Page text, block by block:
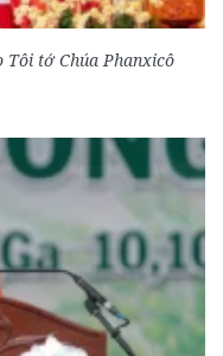
Tôi tớ Chúa Phanxicô